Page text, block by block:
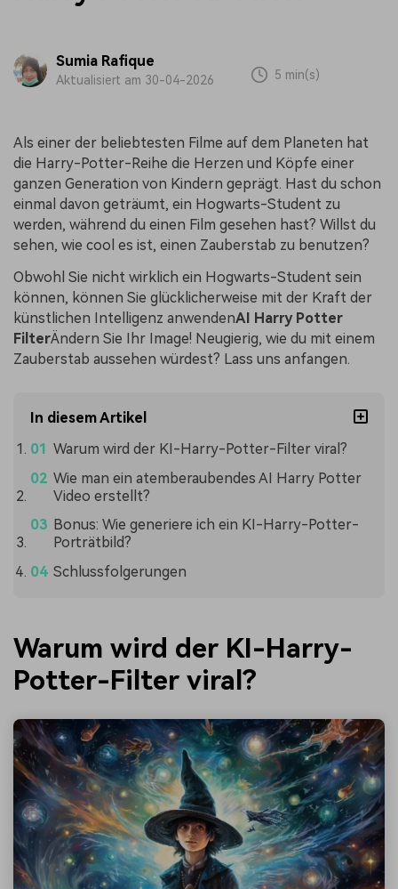
Sumia Rafique
Aktualisiert am 30-04-2026 5 min(s)
Als einer der beliebtesten Filme auf dem Planeten hat
die Harry-Potter-Reihe die Herzen und Köpfe einer
ganzen Generation von Kindern geprägt. Hast du schon
einmal davon geträumt, ein Hogwarts-Student zu
werden, während du einen Film gesehen hast? Willst du
sehen, wie cool es ist, einen Zauberstab zu benutzen?
Obwohl Sie nicht wirklich ein Hogwarts-Student sein
können, können Sie glücklicherweise mit der Kraft der
künstlichen Intelligenz anwendenAI Harry Potter
FilterÄndern Sie Ihr Image! Neugierig, wie du mit einem
Zauberstab aussehen würdest? Lass uns anfangen.
In diesem Artikel
Warum wird der KI-Harry-Potter-Filter viral?
Wie man ein atemberaubendes AI Harry Potter
Video erstellt?
Bonus: Wie generiere ich ein KI-Harry-Potter-
Porträtbild?
Schlussfolgerungen
Warum wird der KI-Harry-
Potter-Filter viral?